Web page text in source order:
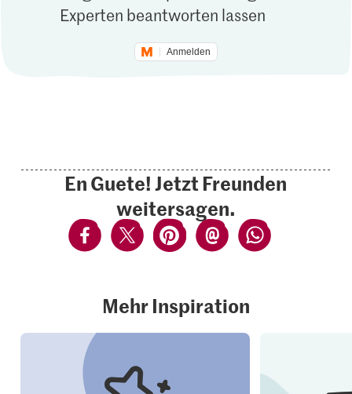
Experten beantworten lassen
Anmelden
En Guete! Jetzt Freunden
weitersagen.
Mehr Inspiration